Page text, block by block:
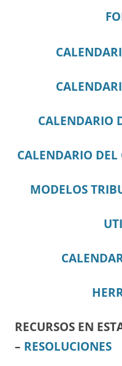
CALENDARIO
CALENDARIO DEL
MODELOS
RECURSOS EN
– RESOLUCIONES